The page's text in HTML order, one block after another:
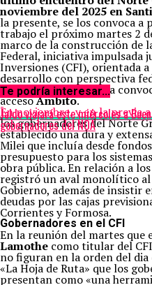
noviembre del 2025 en
la presente, se los convoca
trabajo el próximo martes 2
marco de la construcción de
Federal, iniciativa impulsada
Inversiones (CFI), orientada
desarrollo con perspectiva
territorial», anticipa la
accesoÁmbito.
En noviembre, y en la previa
los gobernadores del Norte
establecido una dura y
Milei que incluía desde
presupuesto para los
obra pública. En relación a
registró un aval monolítico
Gobierno, además de insistir
deudas por las cajas
Corrientes y Formosa.
Gobernadores en el CFI
En la reunión del martes que
Lamothe como titular del
no figuran en la orden del
«La Hoja de Ruta» que los
presentan como «una
Te podría interesar...
Jaldo viajará este miércoles a
gobernadores del NOA